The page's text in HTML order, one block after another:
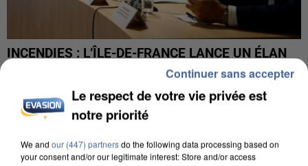
INCENDIES : L’ÎLE-DE-FRANCE LANCE UN ÉLAN
DE SOLIDARITÉ AVEC LES...
Le respect de votre vie privée est
notre priorité
We and our (447) partnersdo the following data processing based on
your consent and/or our legitimate interest: Store and/or access
Continuer sans accepter